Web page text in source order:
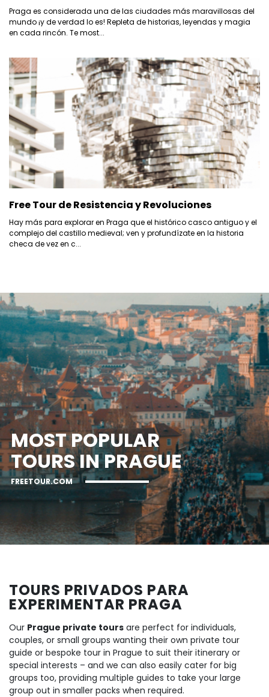
Praga es considerada una de las ciudades más maravillosas del
mundo ¡y de verdad lo es! Repleta de historias, leyendas y magia
en cada rincón. Te most...
Free Tour de Resistencia y Revoluciones
Hay más para explorar en Praga que el histórico casco antiguo y el
complejo del castillo medieval; ven y profundízate en la historia
checa de vez en c...
MOST POPULAR
TOURS IN PRAGUE
FREETOUR.COM
TOURS PRIVADOS PARA
EXPERIMENTAR PRAGA
Our Prague private tours are perfect for individuals,
couples, or small groups wanting their own private tour
guide or bespoke tour in Prague to suit their itinerary or
special interests – and we can also easily cater for big
groups too, providing multiple guides to take your large
group out in smaller packs when required.